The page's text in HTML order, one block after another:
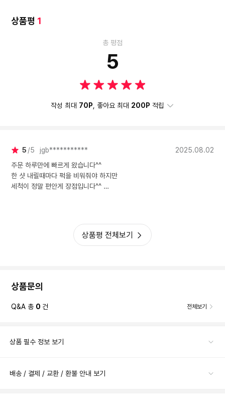
상품평 1
총 평점
5
작성 최대 70P, 좋아요 최대 200P 적립
5 5 jgb***********
2025.08.02
주문 하루만에 빠르게 왔습니다^^
한 샷 내릴때마다 퍽을 비워줘야 하지만
세척이 정말 편안게 장점입니다^^
상품평 전체보기
상품문의
Q&A 총 0 건 전체보기
상품 필수 정보 보기
배송 / 결제 / 교환 / 환불 안내 보기